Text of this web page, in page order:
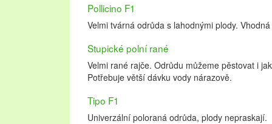
Pollicino F1
Velmi tvárná odrůda s lahodnými plody.
Stupické polní rané
Velmi rané rajče. Odrůdu můžeme pěstovat i
Potřebuje větší dávku vody nárazově.
Tipo F1
Univerzální poloraná odrůda, plody nepraskají.